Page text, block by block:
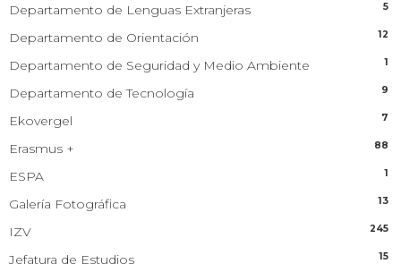
Departamento de Lenguas Extranjeras 5
Departamento de Orientación 12
Departamento de Seguridad y Medio Ambiente 1
Departamento de Tecnología 9
Ekovergel 7
Erasmus + 88
ESPA 1
Galería Fotográfica 13
IZV 245
Jefatura de Estudios 15